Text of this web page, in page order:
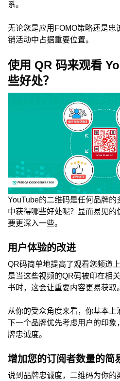
系。
无论您是应用FOMO策略还是忠
销活动中占据重要位置。
使用 QR 码来观看
些好处？
YouTube的二维码是任何品牌的
中获得哪些好处呢？显而易见
要更深入一些。
用户体验的改进
QR码简单地提高了观看您频道
是当这些视频的QR码被印在相
书时，这会让重要内容更易获取。
从你的受众角度来看，你基本
下一个品牌优先考虑用户的印象
牌忠诚度。
增加您的订阅者数量的简
说到品牌忠诚度，二维码为你的